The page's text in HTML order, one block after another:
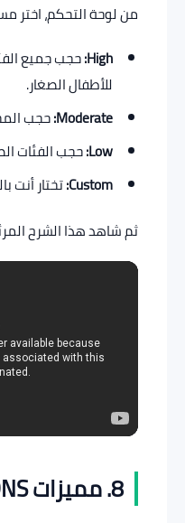
من لوحة التحكم، اختر
High: حجب جميع
للأطفال الصغار.
Moderate: حجب
Low: حجب الفئات
Custom: تختار أنت
ثم شاهد هذا الشرح
8. مميزات OpenDNS